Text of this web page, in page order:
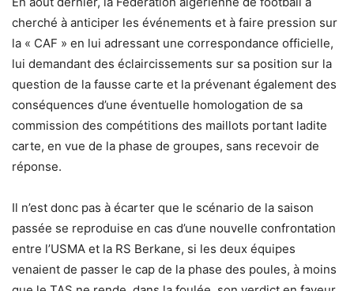
cherché à anticiper les événements et à faire pression sur
la « CAF » en lui adressant une correspondance officielle,
lui demandant des éclaircissements sur sa position sur la
question de la fausse carte et la prévenant également des
conséquences d’une éventuelle homologation de sa
commission des compétitions des maillots portant ladite
carte, en vue de la phase de groupes, sans recevoir de
réponse.
Il n’est donc pas à écarter que le scénario de la saison
passée se reproduise en cas d’une nouvelle confrontation
entre l’USMA et la RS Berkane, si les deux équipes
venaient de passer le cap de la phase des poules, à moins